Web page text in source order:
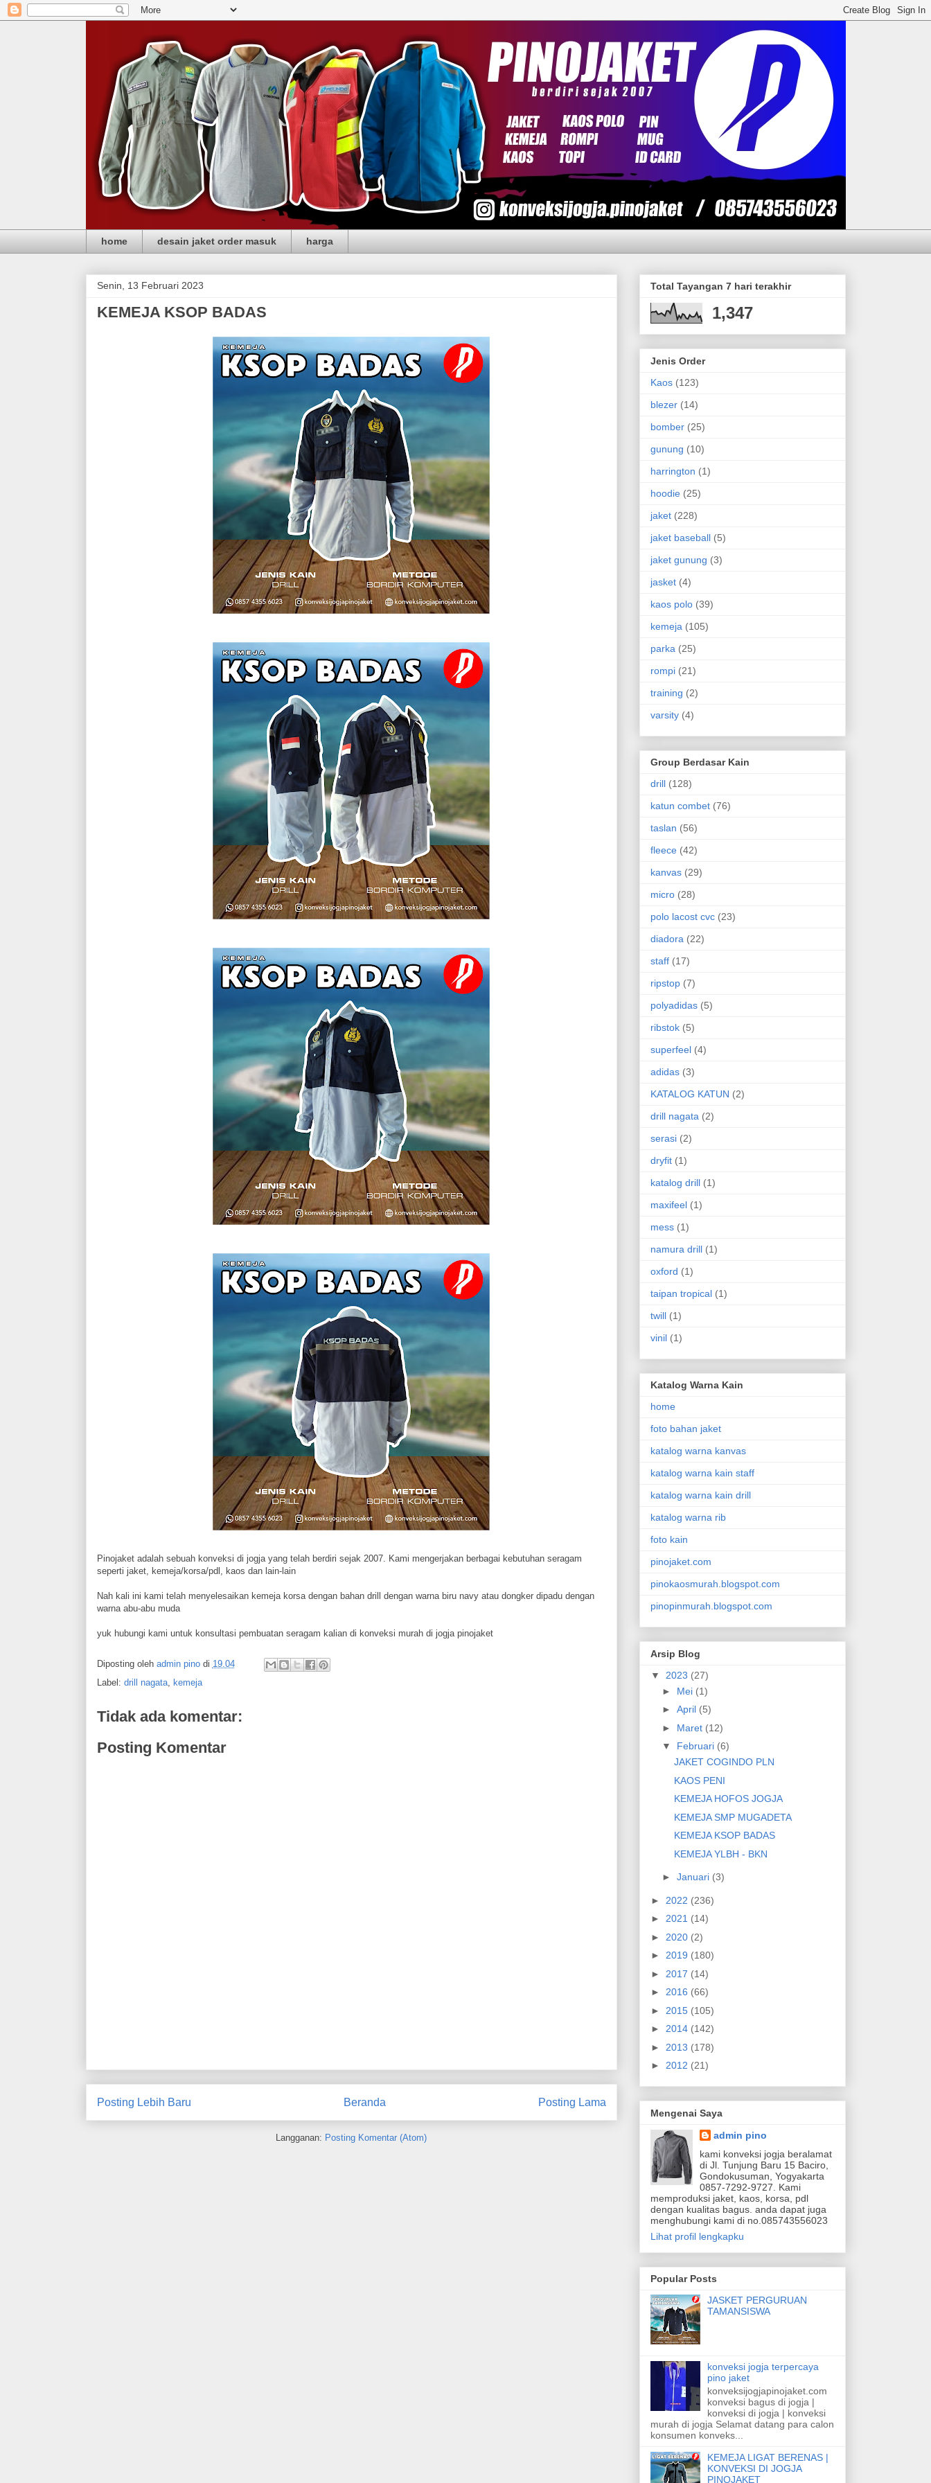
home desain jaket order masuk harga
Senin, 13 Februari 2023
KEMEJA KSOP BADAS
Pinojaket adalah sebuah konveksi di jogja yang telah berdiri sejak 2007. Kami mengerjakan berbagai kebutuhan seragam
seperti jaket, kemeja/korsa/pdl, kaos dan lain-lain
Nah kali ini kami telah menyelesaikan kemeja korsa dengan bahan drill dengan warna biru navy atau dongker dipadu dengan
warna abu-abu muda
yuk hubungi kami untuk konsultasi pembuatan seragam kalian di konveksi murah di jogja pinojaket
Diposting oleh admin pino di 19.04
Label: drill nagata, kemeja
Tidak ada komentar:
Posting Komentar
Posting Lebih Baru Posting Lama
Beranda
Langganan: Posting Komentar (Atom)
Total Tayangan 7 hari terakhir
1,347
Jenis Order
Kaos (123)
blezer (14)
bomber (25)
gunung (10)
harrington (1)
hoodie (25)
jaket (228)
jaket baseball (5)
jaket gunung (3)
jasket (4)
kaos polo (39)
kemeja (105)
parka (25)
rompi (21)
training (2)
varsity (4)
Group Berdasar Kain
drill (128)
katun combet (76)
taslan (56)
fleece (42)
kanvas (29)
micro (28)
polo lacost cvc (23)
diadora (22)
staff (17)
ripstop (7)
polyadidas (5)
ribstok (5)
superfeel (4)
adidas (3)
KATALOG KATUN (2)
drill nagata (2)
serasi (2)
dryfit (1)
katalog drill (1)
maxifeel (1)
mess (1)
namura drill (1)
oxford (1)
taipan tropical (1)
twill (1)
vinil (1)
Katalog Warna Kain
home
foto bahan jaket
katalog warna kanvas
katalog warna kain staff
katalog warna kain drill
katalog warna rib
foto kain
pinojaket.com
pinokaosmurah.blogspot.com
pinopinmurah.blogspot.com
Arsip Blog
▼ 2023 (27)
► Mei (1)
►April (5)
► Maret (12)
▼ Februari (6)
JAKET COGINDO PLN
KAOS PENI
KEMEJA HOFOS JOGJA
KEMEJA SMP MUGADETA
KEMEJA KSOP BADAS
KEMEJA YLBH - BKN
►Januari (3)
► 2022 (236)
► 2021 (14)
► 2020 (2)
► 2019 (180)
► 2017 (14)
► 2016 (66)
► 2015 (105)
► 2014 (142)
► 2013 (178)
► 2012 (21)
Mengenai Saya
admin pino
kami konveksi jogja beralamat
di Jl. Tunjung Baru 15 Baciro,
Gondokusuman, Yogyakarta
0857-7292-9727. Kami
memproduksi jaket, kaos, korsa, pdl
dengan kualitas bagus. anda dapat juga
menghubungi kami di no.085743556023
Lihat profil lengkapku
Popular Posts
JASKET PERGURUAN
TAMANSISWA
konveksi jogja terpercaya
pino jaket
konveksijogjapinojaket.com
konveksi bagus di jogja |
konveksi di jogja | konveksi
murah di jogja Selamat datang para calon
konsumen konveks...
KEMEJA LIGAT BERENAS |
KONVEKSI DI JOGJA
PINOJAKET